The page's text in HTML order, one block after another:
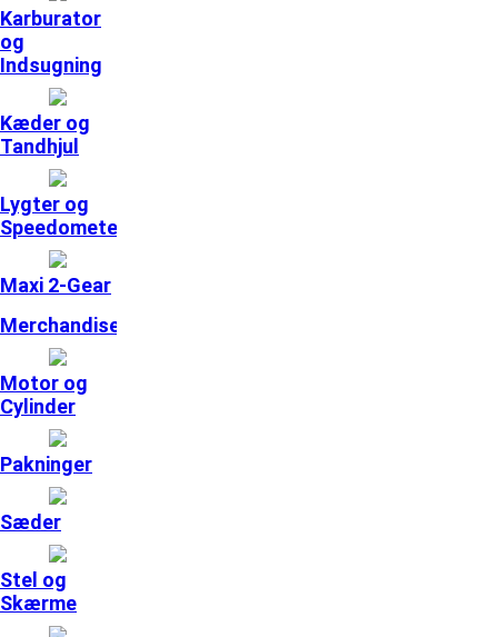
Karburator
og
Indsugning
Kæder og
Tandhjul
Lygter og
Speedometer
Maxi 2-Gear
Merchandise
Motor og
Cylinder
Pakninger
Sæder
Stel og
Skærme